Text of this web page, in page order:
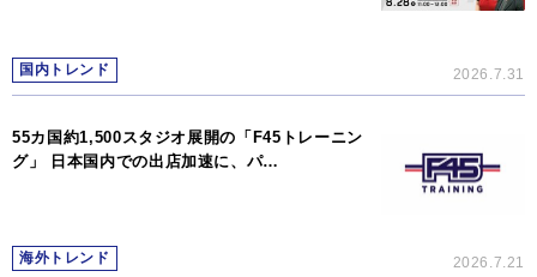
国内トレンド 2026.7.31
55カ国約1,500スタジオ展開の「F45トレーニン
グ」 日本国内での出店加速に、パ…
海外トレンド 2026.7.21